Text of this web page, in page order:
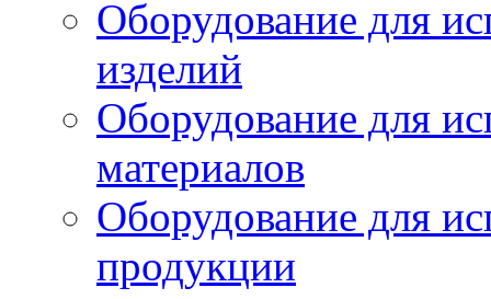
Оборудование для
изделий
Оборудование для
материалов
Оборудование для
продукции